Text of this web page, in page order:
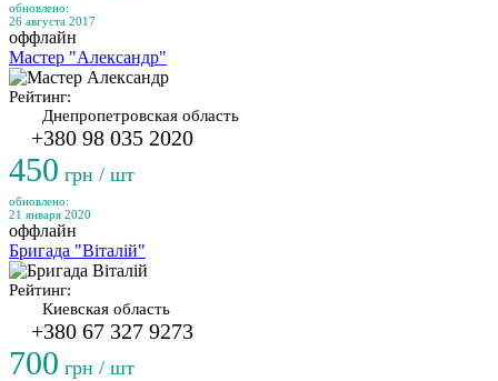
обновлено:
26 августа 2017
оффлайн
Мастер "Александр"
Рейтинг:
Днепропетровская область
+380 98 035 2020
450 грн / шт
обновлено:
21 января 2020
оффлайн
Бригада "Віталій"
Рейтинг:
Киевская область
+380 67 327 9273
700 грн / шт